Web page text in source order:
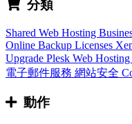
分類
Shared Web Hosting
Online Backup Licenses
Upgrade Plesk Web Hosting
電子郵件服務 網站安全
動作